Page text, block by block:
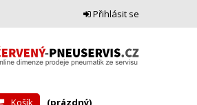
Přihlásit se
Košík (prázdný)